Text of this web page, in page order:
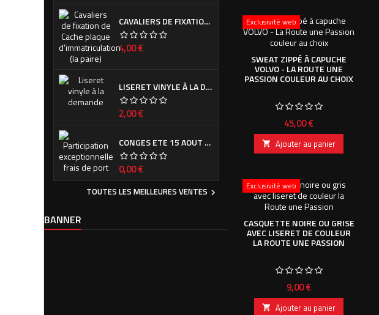
CAVALIERS DE FIXATION DE CACHE PLAQUE D'IMMATRICULATION (LA PAIRE)
Prix
4,00 €
LISERET VINYLE À LA DEMANDE
Prix
2,00 €
CONGES ETE 15 AOUT - 7 SEPTEMBRE
Prix
0,00 €
TOUTES LES MEILLEURES VENTES 
BANNER
Exclusivité web
SWEAT ZIPPÉ À CAPUCHE
VOLVO - LA ROUTE UNE
PASSION COULEUR AU CHOIX
Prix
45,00 €
 Ajouter au panier
Exclusivité web
CASQUETTE NOIRE OU GRISE
AVEC LISERET DE COULEUR
LA ROUTE UNE PASSION
Prix
9,00 €
 Ajouter au panier